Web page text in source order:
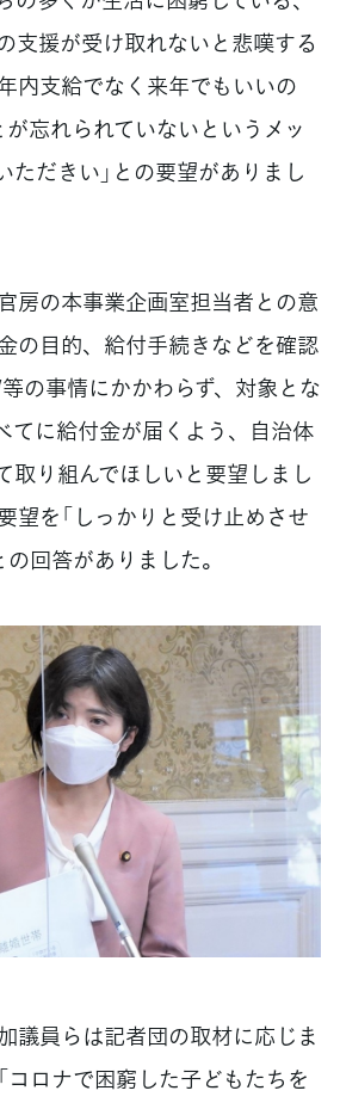
支援が受け取れないと悲嘆する
内支給でなく来年でもいいの
が忘れられていないというメッ
ただきい」との要望がありまし
房の本事業企画室担当者との意
の目的、給付手続きなどを確認
の事情にかかわらず、対象とな
てに給付金が届くよう、自治体
取り組んでほしいと要望しまし
望を「しっかりと受け止めさせ
回答がありました。
議員らは記者団の取材に応じま
コロナで困窮した子どもたちを